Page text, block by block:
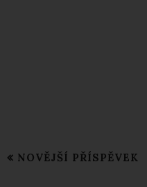
NOVĚJŠÍ PŘÍSPĚVEK